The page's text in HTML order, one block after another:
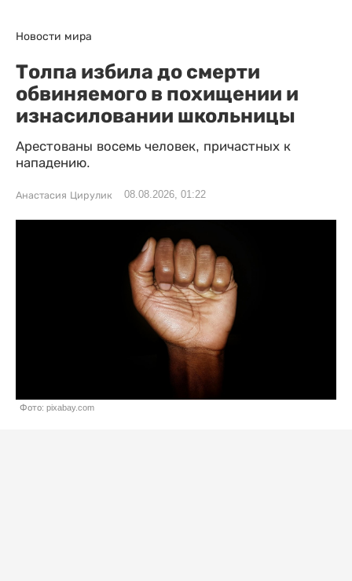
Новости мира
Толпа избила до смерти
обвиняемого в похищении и
изнасиловании школьницы
Арестованы восемь человек, причастных к
нападению.
Анастасия Цирулик 08.08.2026, 01:22
Фото: pixabay.com